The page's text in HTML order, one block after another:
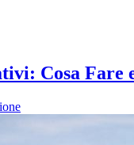
Cosa Fare